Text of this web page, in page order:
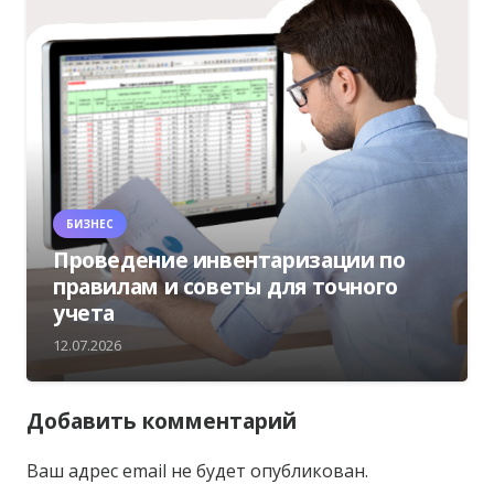
БИЗНЕС
Проведение инвентаризации по
правилам и советы для точного
учета
12.07.2026
Добавить комментарий
Ваш адрес email не будет опубликован.